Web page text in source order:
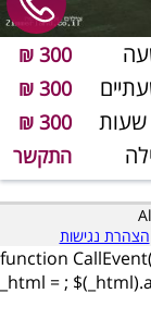
300 ₪
300 ₪
300 ₪
התקשר
הצהרת נגישות
function
_html = ;